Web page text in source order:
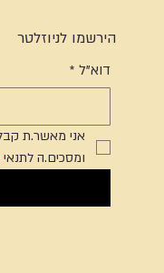
הירשמו לניוזלטר
דוא"ל *
ומסכים.ה לתנאי